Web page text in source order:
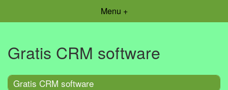
Menu +
Gratis CRM software
Gratis CRM software